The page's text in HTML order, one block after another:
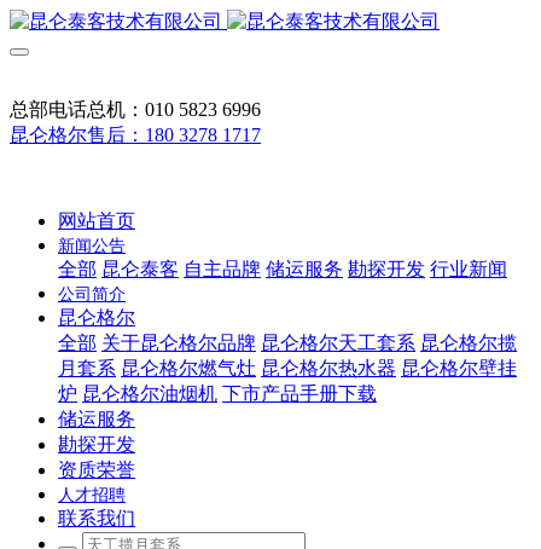
总部电话总机：010 5823 6996
昆仑格尔售后：180 3278 1717
网站首页
新闻公告
全部 昆仑泰客 自主品牌 储运服务 勘探开发 行业新闻
公司简介
昆仑格尔
全部 关于昆仑格尔品牌 昆仑格尔天工套系 昆仑格尔揽
月套系 昆仑格尔燃气灶 昆仑格尔热水器 昆仑格尔壁挂
炉 昆仑格尔油烟机 下市产品手册下载
储运服务
勘探开发
资质荣誉
人才招聘
联系我们